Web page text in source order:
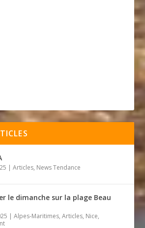
|Articles, News Tendance
le dimanche sur la plage Beau
|Alpes-Maritimes,Articles, Nice,